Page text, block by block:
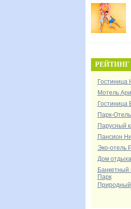
Гостиница
Мотель
Парк-
Парусный
Пансион
Эко-отель
Дом
Банкетный
Парк